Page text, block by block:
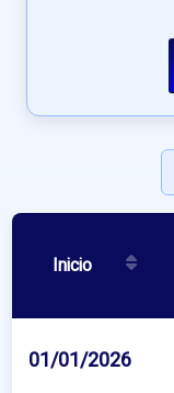
Inicio
01/01/2026